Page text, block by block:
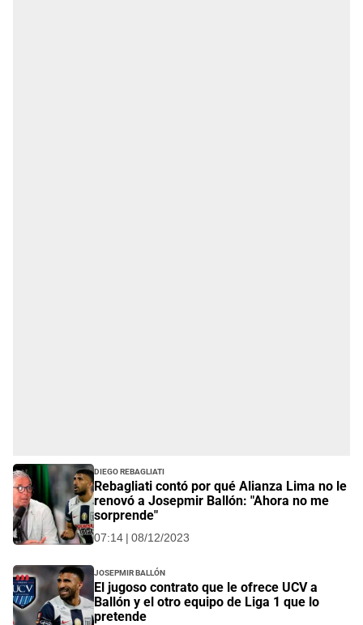
Diego Rebagliati
Rebagliati contó por qué Alianza Lima no le
renovó a Josepmir Ballón: "Ahora no me
sorprende"
07:14 | 08/12/2023
Josepmir Ballón
El jugoso contrato que le ofrece UCV a
Ballón y el otro equipo de Liga 1 que lo
pretende